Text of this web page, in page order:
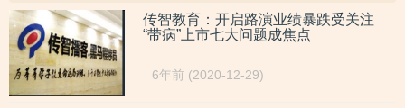
次撤单，
募投项目
必要性与
核心技术
竞争力
遭“拷问”
销收入合
计六百余
万元，辅
导期间参
与高校牵
头的重点
同行，辅导
期内或向关
击”置出资
低，自称AI
传智教育：开启路演业绩暴跌受关注
“带病”上市七大问题成焦点
6年前 (2020-12-29)